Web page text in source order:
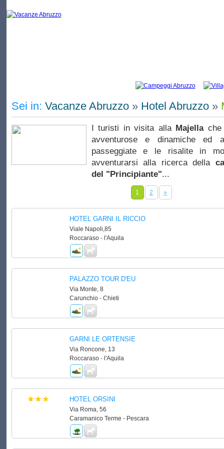
Sei in: Vacanze Abruzzo» Hotel Abruzzo»
I turisti in visita alla Majellache
avventurose e dinamiche ed
passeggiate e le risalite in
avventurarsi alla ricerca della
del "Principiante"...
1 2 »
HOTEL GARNI IL RICCIO
Viale Napoli,85
Roccaraso - l'Aquila
PALAZZO TOUR D'EU
Via Monte, 8
Carunchio - Chieti
GARNI LE ORTENSIE
Via Roncone, 13
Roccaraso - l'Aquila
HOTEL ORSINI
Via Roma, 56
Caramanico Terme - Pescara